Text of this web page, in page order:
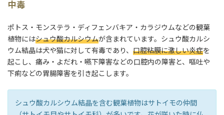
中毒
ポトス・モンステラ・ディフェンバキア・カラジウムなどの観葉
植物にはシュウ酸カルシウムが含まれています。シュウ酸カルシ
ウム結晶は犬や猫に対して有毒であり、 口腔粘膜に激しい炎症を
起こし、痛み・よだれ・嚥下障害などの口腔内の障害と、嘔吐や
下痢などの胃腸障害を引き起こします。
シュウ酸カルシウム結晶を含む観葉植物はサトイモの仲間